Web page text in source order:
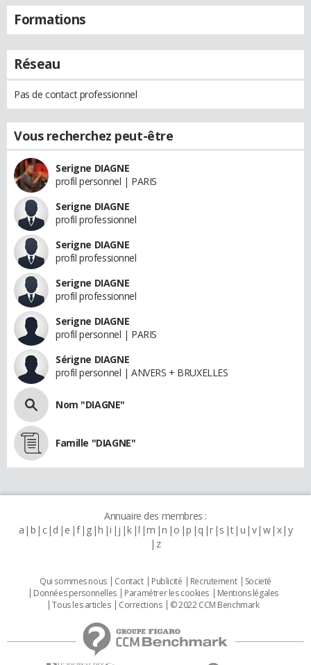
Formations
Réseau
Pas de contact professionnel
Vous recherchez peut-être
Serigne DIAGNE
profil personnel | PARIS
Serigne DIAGNE
profil professionnel
Serigne DIAGNE
profil professionnel
Serigne DIAGNE
profil professionnel
Serigne DIAGNE
profil personnel | PARIS
Sérigne DIAGNE
profil personnel | ANVERS + BRUXELLES
Nom "DIAGNE"
Famille "DIAGNE"
Annuaire des membres :
a b c d e f g h i j k l m n o p q r s t u v w x y
z
Qui sommes nous Contact Publicité Recrutement
Societé
Données personnelles
Paramétrer les cookies
Mentions légales
Tous les articles
Corrections © 2022 CCM Benchmark